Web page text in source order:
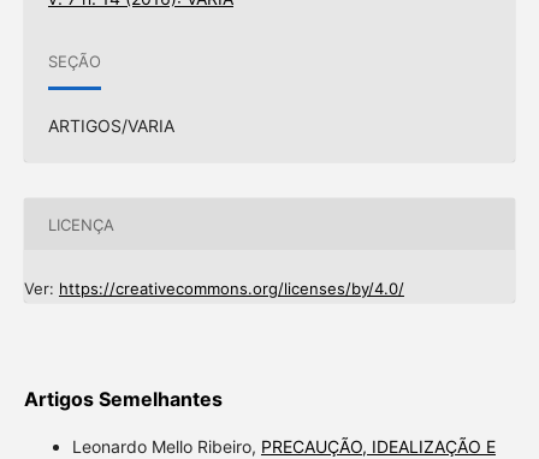
SEÇÃO
ARTIGOS/VARIA
LICENÇA
Ver: https://creativecommons.org/licenses/by/4.0/
Artigos Semelhantes
Leonardo Mello Ribeiro, PRECAUÇÃO, IDEALIZAÇÃO E